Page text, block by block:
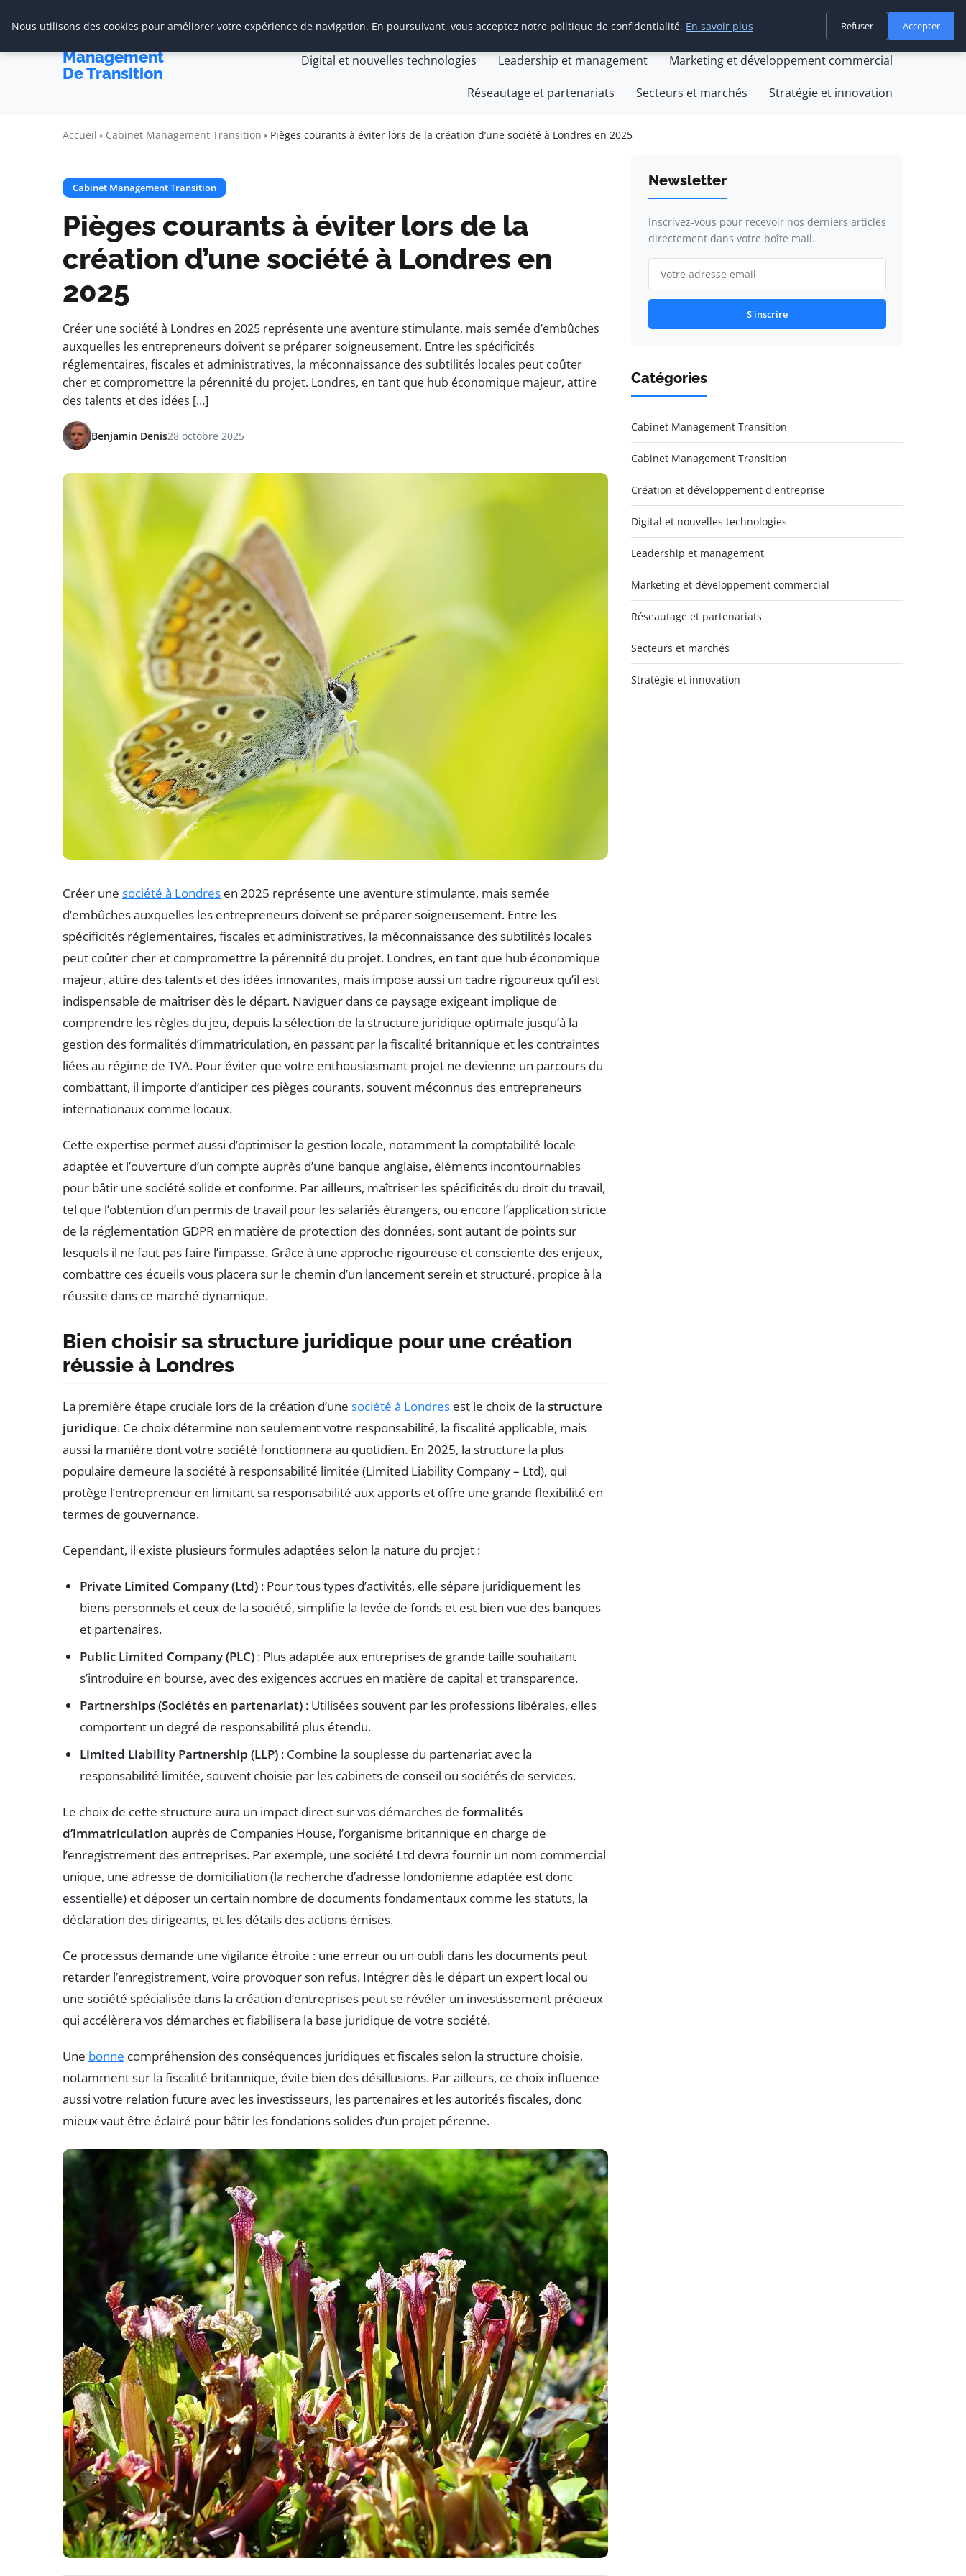
Management
De Transition
Accueil Cabinet Management Transition Cabinet Management Transition Création et développement d'entreprise
Digital et nouvelles technologies Leadership et management Marketing et développement commercial
Réseautage et partenariats Secteurs et marchés Stratégie et innovation
Accueil Cabinet Management Transition Pièges courants à éviter lors de la création d’une société à Londres en 2025
Cabinet Management Transition
Pièges courants à éviter lors de la
création d’une société à Londres en
2025
Créer une société à Londres en 2025 représente une aventure stimulante, mais semée d’embûches
auxquelles les entrepreneurs doivent se préparer soigneusement. Entre les spécificités
réglementaires, fiscales et administratives, la méconnaissance des subtilités locales peut coûter
cher et compromettre la pérennité du projet. Londres, en tant que hub économique majeur, attire
des talents et des idées […]
Benjamin Denis28 octobre 2025
Créer une société à Londres en 2025 représente une aventure stimulante, mais semée
d’embûches auxquelles les entrepreneurs doivent se préparer soigneusement. Entre les
spécificités réglementaires, fiscales et administratives, la méconnaissance des subtilités locales
peut coûter cher et compromettre la pérennité du projet. Londres, en tant que hub économique
majeur, attire des talents et des idées innovantes, mais impose aussi un cadre rigoureux qu’il est
indispensable de maîtriser dès le départ. Naviguer dans ce paysage exigeant implique de
comprendre les règles du jeu, depuis la sélection de la structure juridique optimale jusqu’à la
gestion des formalités d’immatriculation, en passant par la fiscalité britannique et les contraintes
liées au régime de TVA. Pour éviter que votre enthousiasmant projet ne devienne un parcours du
combattant, il importe d’anticiper ces pièges courants, souvent méconnus des entrepreneurs
internationaux comme locaux.
Cette expertise permet aussi d’optimiser la gestion locale, notamment la comptabilité locale
adaptée et l’ouverture d’un compte auprès d’une banque anglaise, éléments incontournables
pour bâtir une société solide et conforme. Par ailleurs, maîtriser les spécificités du droit du travail,
tel que l’obtention d’un permis de travail pour les salariés étrangers, ou encore l’application stricte
de la réglementation GDPR en matière de protection des données, sont autant de points sur
lesquels il ne faut pas faire l’impasse. Grâce à une approche rigoureuse et consciente des enjeux,
combattre ces écueils vous placera sur le chemin d’un lancement serein et structuré, propice à la
réussite dans ce marché dynamique.
Bien choisir sa structure juridique pour une création
réussie à Londres
La première étape cruciale lors de la création d’une société à Londres est le choix de la structure
juridique. Ce choix détermine non seulement votre responsabilité, la fiscalité applicable, mais
aussi la manière dont votre société fonctionnera au quotidien. En 2025, la structure la plus
populaire demeure la société à responsabilité limitée (Limited Liability Company – Ltd), qui
protège l’entrepreneur en limitant sa responsabilité aux apports et offre une grande flexibilité en
termes de gouvernance.
Cependant, il existe plusieurs formules adaptées selon la nature du projet :
Private Limited Company (Ltd) : Pour tous types d’activités, elle sépare juridiquement les
biens personnels et ceux de la société, simplifie la levée de fonds et est bien vue des banques
et partenaires.
Public Limited Company (PLC) : Plus adaptée aux entreprises de grande taille souhaitant
s’introduire en bourse, avec des exigences accrues en matière de capital et transparence.
Partnerships (Sociétés en partenariat) : Utilisées souvent par les professions libérales, elles
comportent un degré de responsabilité plus étendu.
Limited Liability Partnership (LLP) : Combine la souplesse du partenariat avec la
responsabilité limitée, souvent choisie par les cabinets de conseil ou sociétés de services.
Le choix de cette structure aura un impact direct sur vos démarches de formalités
d’immatriculation auprès de Companies House, l’organisme britannique en charge de
l’enregistrement des entreprises. Par exemple, une société Ltd devra fournir un nom commercial
unique, une adresse de domiciliation (la recherche d’adresse londonienne adaptée est donc
essentielle) et déposer un certain nombre de documents fondamentaux comme les statuts, la
déclaration des dirigeants, et les détails des actions émises.
Ce processus demande une vigilance étroite : une erreur ou un oubli dans les documents peut
retarder l’enregistrement, voire provoquer son refus. Intégrer dès le départ un expert local ou
une société spécialisée dans la création d’entreprises peut se révéler un investissement précieux
qui accélèrera vos démarches et fiabilisera la base juridique de votre société.
Une bonne compréhension des conséquences juridiques et fiscales selon la structure choisie,
notamment sur la fiscalité britannique, évite bien des désillusions. Par ailleurs, ce choix influence
aussi votre relation future avec les investisseurs, les partenaires et les autorités fiscales, donc
mieux vaut être éclairé pour bâtir les fondations solides d’un projet pérenne.
Newsletter
Inscrivez-vous pour recevoir nos derniers articles
directement dans votre boîte mail.
S'inscrire
Catégories
Cabinet Management Transition
Cabinet Management Transition
Création et développement d'entreprise
Digital et nouvelles technologies
Leadership et management
Marketing et développement commercial
Réseautage et partenariats
Secteurs et marchés
Stratégie et innovation
Nous utilisons des cookies pour améliorer votre expérience de navigation. En poursuivant, vous acceptez notre politique de confidentialité. En savoir plus Refuser Accepter